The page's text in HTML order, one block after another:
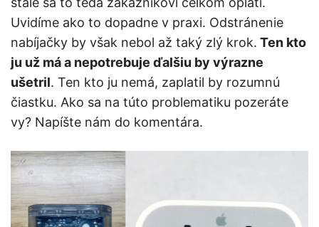
Uvidíme ako to dopadne v praxi. Odstránenie
nabíjačky by však nebol až taký zlý krok. Ten kto
ju už má a nepotrebuje ďalšiu by výrazne
ušetril. Ten kto ju nemá, zaplatil by rozumnú
čiastku. Ako sa na túto problematiku pozeráte
vy? Napíšte nám do komentára.